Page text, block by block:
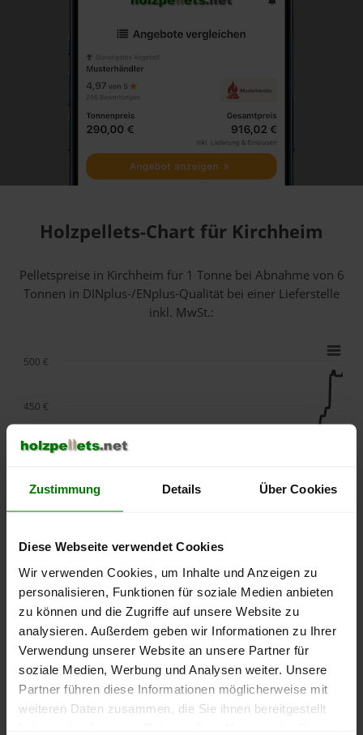
Zustimmung Details Über Cookies
Diese Webseite verwendet Cookies
Wir verwenden Cookies, um Inhalte und Anzeigen zu
personalisieren, Funktionen für soziale Medien anbieten
zu können und die Zugriffe auf unsere Website zu
analysieren. Außerdem geben wir Informationen zu Ihrer
Verwendung unserer Website an unsere Partner für
soziale Medien, Werbung und Analysen weiter. Unsere
Partner führen diese Informationen möglicherweise mit
weiteren Daten zusammen, die Sie ihnen bereitgestellt
Holzpellets-Chart für Kirchheim
Pelletspreise in Kirchheim für 1 Tonne bei Abnahmevon 6
Tonnen in DINplus-/ENplus-Qualität bei einer Lieferstelle
inkl. MwSt.:
lose Ware Sackware
September
2025
Januar
2026
Mai
2026
300 €
350 €
400 €
450 €
500 €
Die aktuelle Preisentwicklung für Holzpellets in Deutschland
können Sie jederzeit auf unsererPelletspreise-Seite
nachvollziehen.